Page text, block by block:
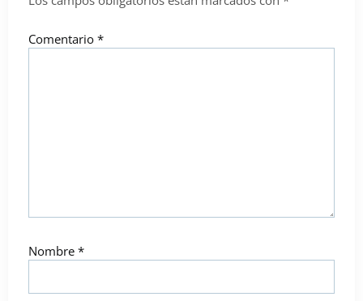
Comentario *
Nombre *